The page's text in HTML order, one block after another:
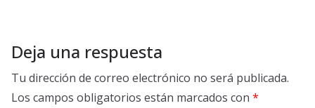
Deja una respuesta
Tu dirección de correo electrónico no será publicada.
Los campos obligatorios están marcados con *